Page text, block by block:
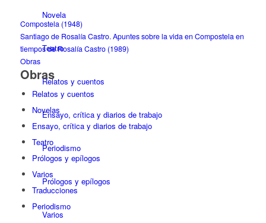
Novela
Teatro
Relatos y cuentos
Ensayo, crítica y diarios de trabajo
Periodismo
Prólogos y epílogos
Varios
Compostela (1948)
Santiago de Rosalía Castro. Apuntes sobre la vida en Compostela en
tiempos de Rosalía Castro (1989)
Obras
Obras
Relatos y cuentos
Novelas
Ensayo, crítica y diarios de trabajo
Teatro
Prólogos y epílogos
Varios
Traducciones
Periodismo